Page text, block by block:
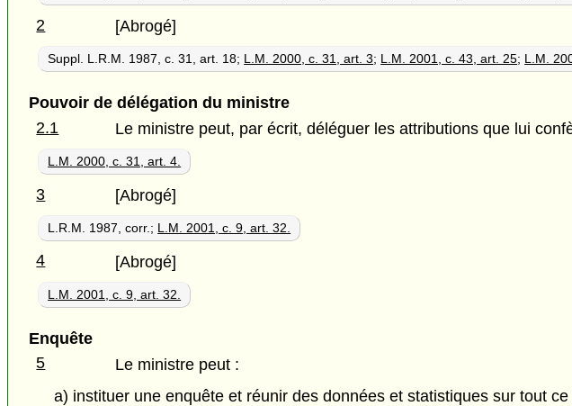
2 [Abrogé]
Suppl. L.R.M. 1987, c. 31, art. 18; L.M. 2000, c. 31, art. 3; L.M. 2001, c. 43, art. 25; L.M.
Pouvoir de délégation du ministre
2.1
Le ministre peut, par écrit, déléguer les attributions que lui
L.M. 2000, c. 31, art. 4.
3 [Abrogé]
L.R.M. 1987, corr.; L.M. 2001, c. 9, art. 32.
4 [Abrogé]
L.M. 2001, c. 9, art. 32.
Enquête
5
Le ministre peut :
a) instituer une enquête et réunir des données et statistiques sur tout